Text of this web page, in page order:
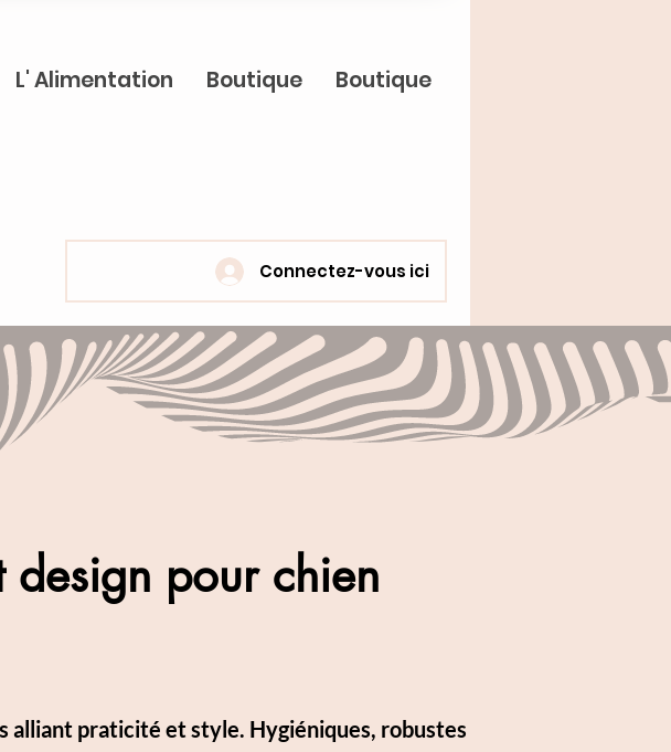
L' Alimentation Boutique Boutique
Connectez-vous ici
design pour chien
alliant praticité et style. Hygiéniques, robustes